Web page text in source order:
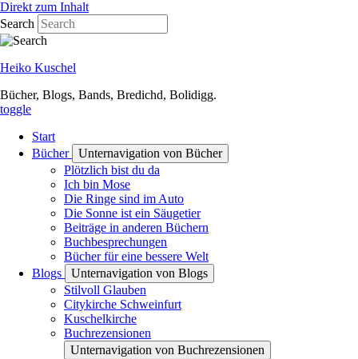
Direkt zum Inhalt
Search
Heiko Kuschel
Bücher, Blogs, Bands, Bredichd, Bolidigg.
toggle
Start
Bücher
Unternavigation von Bücher
Plötzlich bist du da
Ich bin Mose
Die Ringe sind im Auto
Die Sonne ist ein Säugetier
Beiträge in anderen Büchern
Buchbesprechungen
Bücher für eine bessere Welt
Blogs
Unternavigation von Blogs
Stilvoll Glauben
Citykirche Schweinfurt
Kuschelkirche
Buchrezensionen
Unternavigation von Buchrezensionen